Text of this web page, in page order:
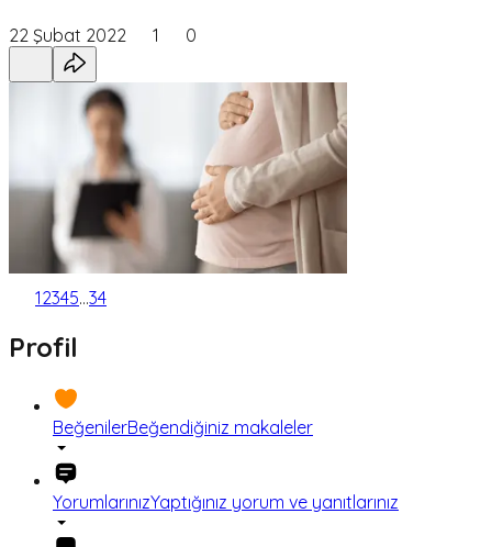
22 Şubat 2022 1 0
12345...34
Profil
BeğenilerBeğendiğiniz makaleler
YorumlarınızYaptığınız yorum ve yanıtlarınız